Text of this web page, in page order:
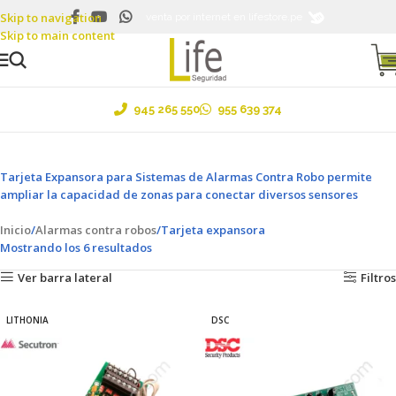
Skip to navigation
Skip to main content
Ventas al por mayor y menor ....¡Envíos a todo el Perú!
945 265 550 955 639 374
Tarjeta Expansora para Sistemas de Alarmas Contra Robo permite
ampliar la capacidad de zonas para conectar diversos sensores
Inicio Alarmas contra robos Tarjeta expansora
Mostrando los 6 resultados
Ver barra lateral
Filtros
LITHONIA DSC